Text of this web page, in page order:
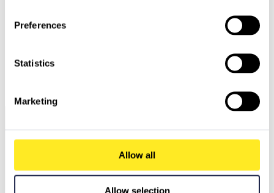
Preferences
Statistics
Marketing
Allow all
Allow selection
Österreich